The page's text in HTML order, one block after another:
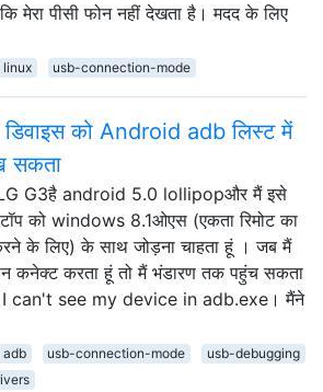
मेरा पीसी फोन नहीं देखता है। मदद के लिए
linux usb-connection-mode
को Android adb लिस्ट में
सकता
G3है android 5.0 lollipopऔर मैं इसे
को windows 8.1ओएस (एकता रिमोट का
के लिए) के साथ जोड़ना चाहता हूं । जब मैं
कनेक्ट करता हूं तो मैं भंडारण तक पहुंच सकता
I can't see my device in adb.exe। मैंने
adb usb-connection-mode
usb-debugging